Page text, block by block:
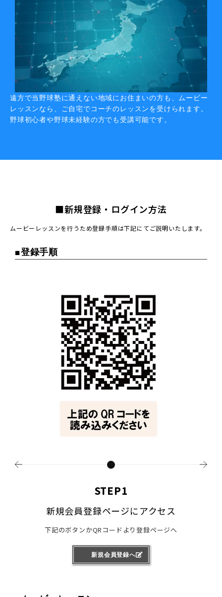
遠方で当野球塾に通えない地域にお住まいの方も、ムービー
レッスンなら、ご自宅でコーチのレッスンを受けられます。
野球初心者や野球未経験の方でも受講可能です。
■新規登録・ログイン方法
ムービーレッスンを行うため登録手順は下記にてご説明いたします。
■登録手順
STEP1
新規会員登録ページにアクセス
下記のボタンかQRコードより登録ページへ
新規会員登録へ